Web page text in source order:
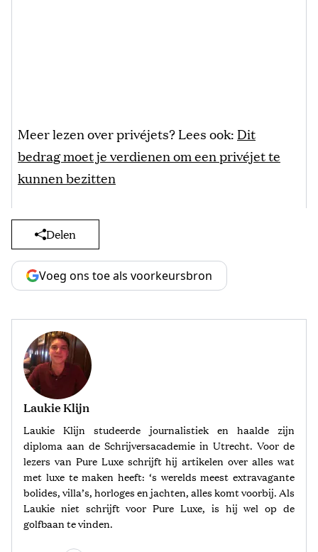
Meer lezen over privéjets? Lees ook: Dit
bedrag moet je verdienen om een privéjet te
kunnen bezitten
Delen
Voeg ons toe als voorkeursbron
Laukie Klijn
Laukie Klijn studeerde journalistiek en haalde zijn
diploma aan de Schrijversacademie in Utrecht. Voor de
lezers van Pure Luxe schrijft hij artikelen over alles wat
met luxe te maken heeft: ‘s werelds meest extravagante
bolides, villa’s, horloges en jachten, alles komt voorbij. Als
Laukie niet schrijft voor Pure Luxe, is hij wel op de
golfbaan te vinden.